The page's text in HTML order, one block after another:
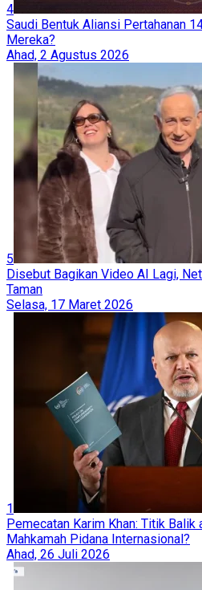
4
Saudi Bentuk Aliansi Pertahanan
Mereka?
Ahad, 2 Agustus 2026
5
Disebut Bagikan Video AI Lagi,
Taman
Selasa, 17 Maret 2026
1
Pemecatan Karim Khan: Titik Balik
Mahkamah Pidana Internasional?
Ahad, 26 Juli 2026